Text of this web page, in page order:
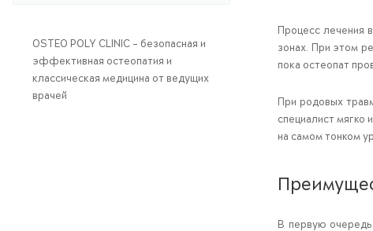
OSTEO POLY CLINIC – безопасная и
эффективная остеопатия и
классическая медицина от ведущих
врачей
Процесс лечения
зонах. При этом
пока остеопат
При родовых
специалист мягко
на самом тонком
В первую очередь